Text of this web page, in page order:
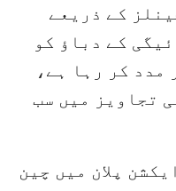
کے ذریعے
کے دباؤ کو
مدد کر رہا ہے،
معطلی تجاویز میں سب
پلان میں چین